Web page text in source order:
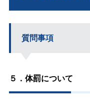
質問事項
５．体罰について